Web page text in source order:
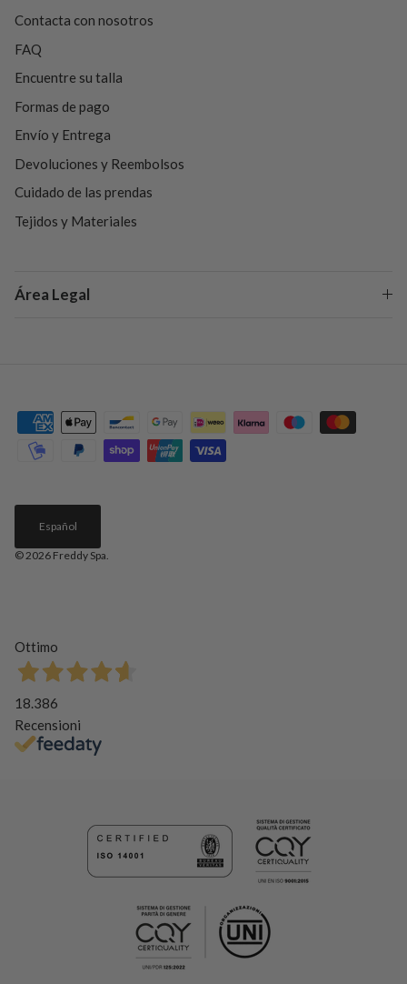
Contacta con nosotros
FAQ
Encuentre su talla
Formas de pago
Envío y Entrega
Devoluciones y Reembolsos
Cuidado de las prendas
Tejidos y Materiales
Área Legal
Español
© 2026 Freddy Spa
Ottimo
18.386
Recensioni